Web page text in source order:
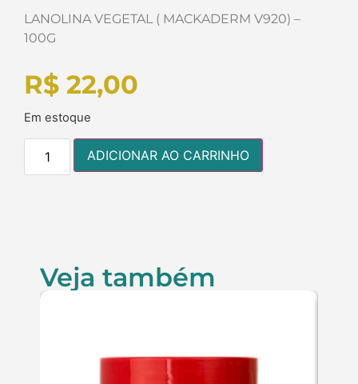
LANOLINA VEGETAL ( MACKADERM V920) –
100G
R$ 22,00
Em estoque
ADICIONAR AO CARRINHO
Veja também